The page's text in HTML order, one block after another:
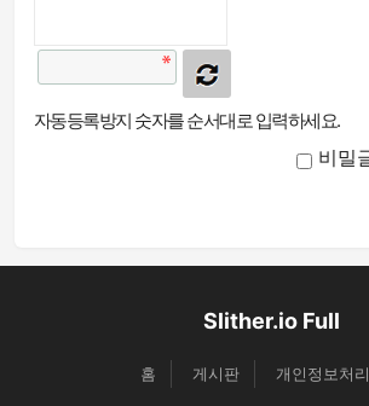
자동등록방지 숫자를 순서대로 입력하세요.
비밀
Slither.io Full
홈 게시판 개인정보처